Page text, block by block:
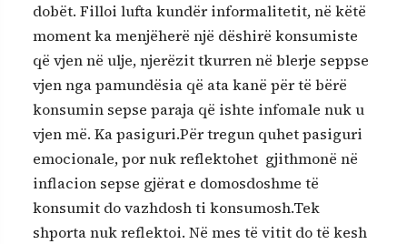
dobët. Filloi lufta kundër informalitetit, në këtë
moment ka menjëherë një dëshirë konsumiste
që vjen në ulje, njerëzit tkurren në blerje seppse
vjen nga pamundësia që ata kanë për të bërë
konsumin sepse paraja që ishte infomale nuk u
vjen më. Ka pasiguri.Për tregun quhet pasiguri
emocionale, por nuk reflektohet gjithmonë në
inflacion sepse gjërat e domosdoshme të
konsumit do vazhdosh ti konsumosh.Tek
shporta nuk reflektoi. Në mes të vitit do të kesh